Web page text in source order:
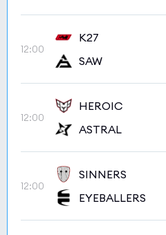
12:00
K27
SAW
12:00
HEROIC
ASTRAL
12:00
SINNERS
EYEBALLERS